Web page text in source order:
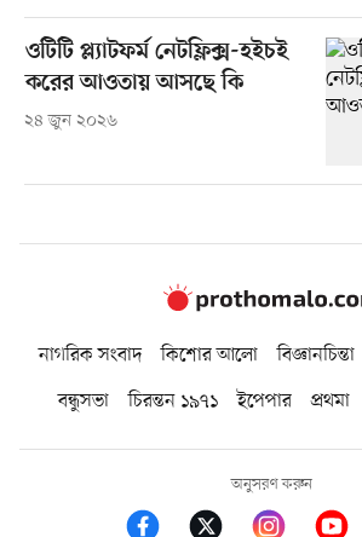
ওটিটি প্ল্যাটফর্ম নেটফ্লিক্স-হইচই
করের আওতায় আসছে কি
২৪ জুন ২০২৬
নাগরিক সংবাদ কিশোর আলো বিজ্ঞানচিন্তা
বন্ধুসভা
চিরন্তন ১৯৭১ ইপেপার প্রথমা
অনুসরণ করুন